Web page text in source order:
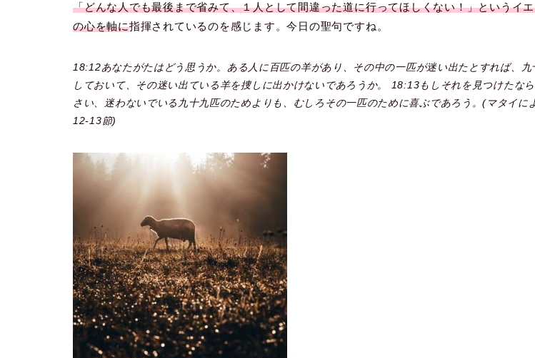
「どんな人でも最後まで省みて、１人として間違った道に行ってほしくない！」というイ
の心を軸に指揮されているのを感じます。今日の聖句ですね。
18:12あなたがたはどう思うか。ある人に百匹の羊があり、その中の一匹が迷い出たとすれば、九
しておいて、その迷い出ている羊を捜しに出かけないであろうか。 18:13もしそれを見つけたな
さい、迷わないでいる九十九匹のためよりも、むしろその一匹のために喜ぶであろう。(マタイに
12-13節)